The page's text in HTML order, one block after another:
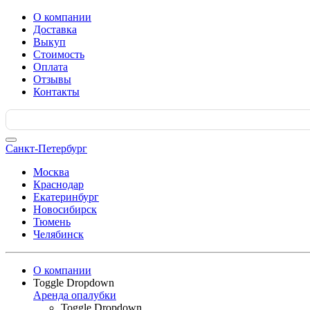
О компании
Доставка
Выкуп
Стоимость
Оплата
Отзывы
Контакты
Search
for:
Санкт-Петербург
Москва
Краснодар
Екатеринбург
Новосибирск
Тюмень
Челябинск
О компании
Toggle Dropdown
Аренда опалубки
Toggle Dropdown